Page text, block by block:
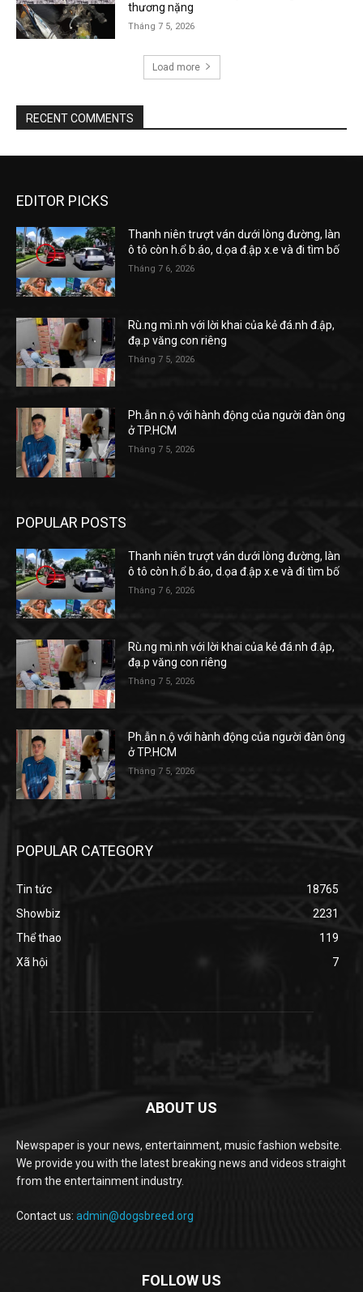
thương nặng
Tháng 7 5, 2026
Load more
RECENT COMMENTS
EDITOR PICKS
Thanh niên trượt ván dưới lòng đường, làn
ô tô còn h.ổ b.áo, d.ọa đ.ập x.e và đi tìm bố
Tháng 7 6, 2026
Rù.ng mì.nh với lời khai của kẻ đá.nh đ.ập,
đạ.p văng con riêng
Tháng 7 5, 2026
Ph.ẫn n.ộ với hành động của người đàn ông
ở TP.HCM
Tháng 7 5, 2026
POPULAR POSTS
Thanh niên trượt ván dưới lòng đường, làn
ô tô còn h.ổ b.áo, d.ọa đ.ập x.e và đi tìm bố
Tháng 7 6, 2026
Rù.ng mì.nh với lời khai của kẻ đá.nh đ.ập,
đạ.p văng con riêng
Tháng 7 5, 2026
Ph.ẫn n.ộ với hành động của người đàn ông
ở TP.HCM
Tháng 7 5, 2026
POPULAR CATEGORY
Tin tức
18765
Showbiz
2231
Thể thao
119
Xã hội
7
ABOUT US
Newspaper is your news, entertainment, music fashion website.
We provide you with the latest breaking news and videos straight
from the entertainment industry.
Contact us: admin@dogsbreed.org
FOLLOW US